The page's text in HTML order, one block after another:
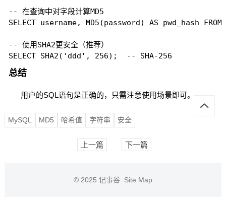
-- 在查询中对字段计算MD5
SELECT username, MD5(password) AS pwd_hash
-- 使用SHA2更安全（推荐）
SELECT SHA2('ddd', 256);  -- SHA-256
总结
用户的SQL语句是正确的，只需注意使用场景即可。
MySQL MD5 哈希值 字符串 安全
上一篇 下一篇
© 2025 记事谷 Site Map